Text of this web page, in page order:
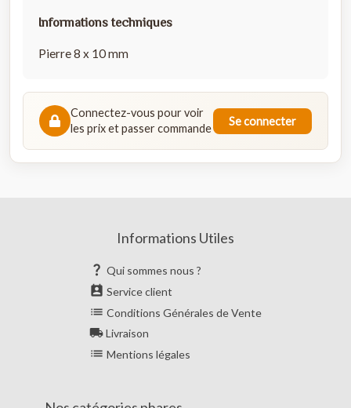
Informations techniques
Pierre 8 x 10 mm
Connectez-vous pour voir
les prix et passer commande
Se connecter
Informations Utiles
 Qui sommes nous ?
 Service client
 Conditions Générales de Vente
Livraison
 Mentions légales